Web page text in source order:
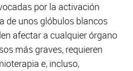
por la activación
de unos glóbulos blancos
afectar a cualquier órgano
más graves, requieren
e, incluso,